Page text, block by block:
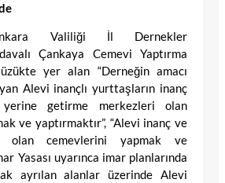
Valiliği İl Dernekler
Çankaya Cemevi Yaptırma
yer alan “Derneğin amacı
Alevi inançlı yurttaşların inanç
getirme merkezleri olan
ve yaptırmaktır”, “Alevi inanç ve
olan cemevlerini yapmak ve
Yasası uyarınca imar planlarında
ayrılan alanlar üzerinde Alevi